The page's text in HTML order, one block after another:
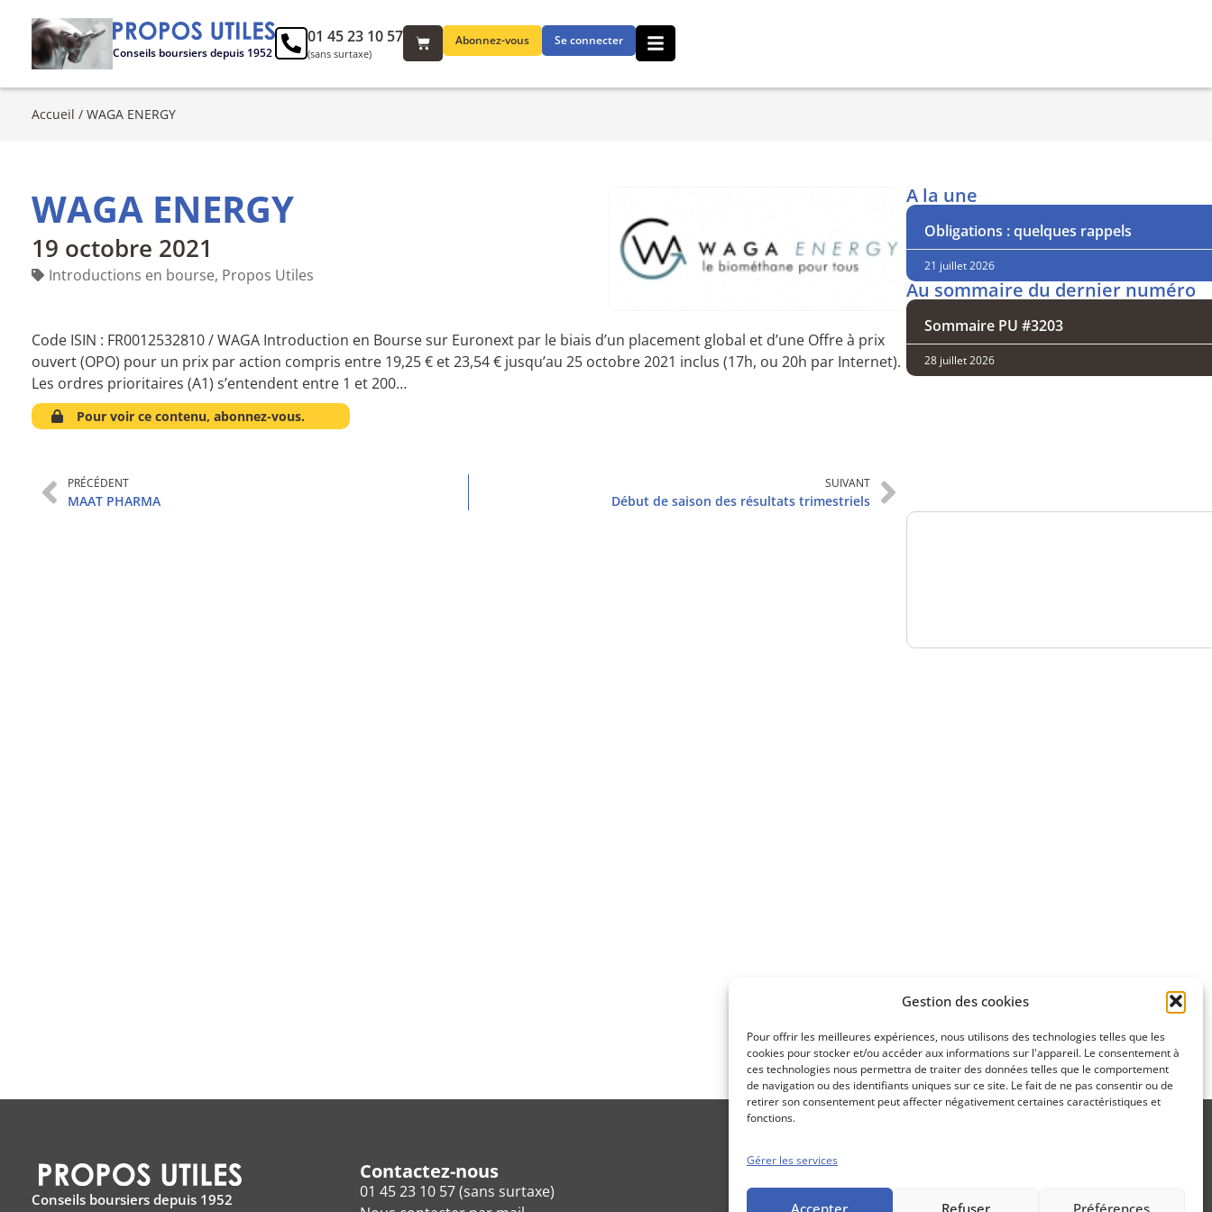
Gestion des cookies
Pour offrir les meilleures expériences, nous utilisons des technologies telles que les
cookies pour stocker et/ou accéder aux informations sur l'appareil. Le consentement à
ces technologies nous permettra de traiter des données telles que le comportement
de navigation ou des identifiants uniques sur ce site. Le fait de ne pas consentir ou de
retirer son consentement peut affecter négativement certaines caractéristiques et
fonctions.
Gérer les services
Accepter Refuser Préférences
Conseils boursiers depuis 1952
Abonnez-vous Se connecter
01 45 23 10 57
(sans surtaxe)
Accueil / WAGA ENERGY
WAGA ENERGY
19 octobre 2021
Introductions en bourse, Propos Utiles
Code ISIN : FR0012532810 / WAGA Introduction en Bourse sur Euronext par le biais d’un placement global et d’une Offre à prix
ouvert (OPO) pour un prix par action compris entre 19,25 € et 23,54 € jusqu’au 25 octobre 2021 inclus (17h, ou 20h par Internet).
Les ordres prioritaires (A1) s’entendent entre 1 et 200…
Pour voir ce contenu, abonnez-vous.
PRÉCÉDENT
MAAT PHARMA
SUIVANT
Début de saison des résultats trimestriels
A la une
Obligations : quelques rappels
21 juillet 2026
Au sommaire du dernier numéro
Sommaire PU #3203
28 juillet 2026
notre méthode d'investissement
Conseils boursiers depuis 1952
Contactez-nous
01 45 23 10 57 (sans surtaxe)
Propos Utiles est une publication